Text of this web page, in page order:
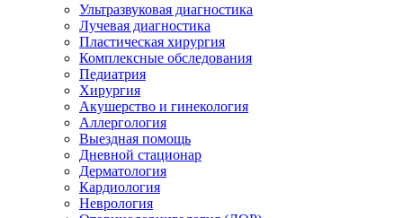
Ультразвуковая диагностика
Лучевая диагностика
Пластическая хирургия
Комплексные обследования
Педиатрия
Хирургия
Акушерство и гинекология
Аллергология
Выездная помощь
Дневной стационар
Дерматология
Кардиология
Неврология